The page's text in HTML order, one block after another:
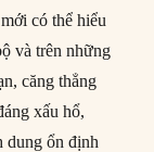
có thể hiểu
và trên những
căng thẳng
xấu hổ,
dung ổn định